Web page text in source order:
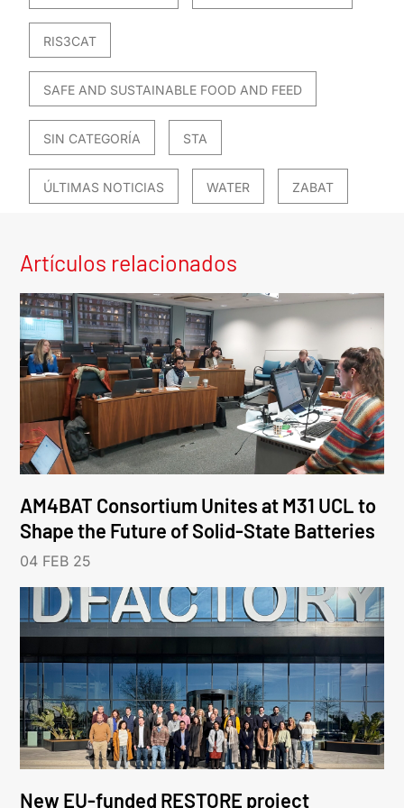
RIS3CAT
SAFE AND SUSTAINABLE FOOD AND FEED
SIN CATEGORÍA STA
ÚLTIMAS NOTICIAS WATER ZABAT
Artículos relacionados
AM4BAT Consortium Unites at M31 UCL to
Shape the Future of Solid-State Batteries
04 FEB 25
New EU-funded RESTORE project